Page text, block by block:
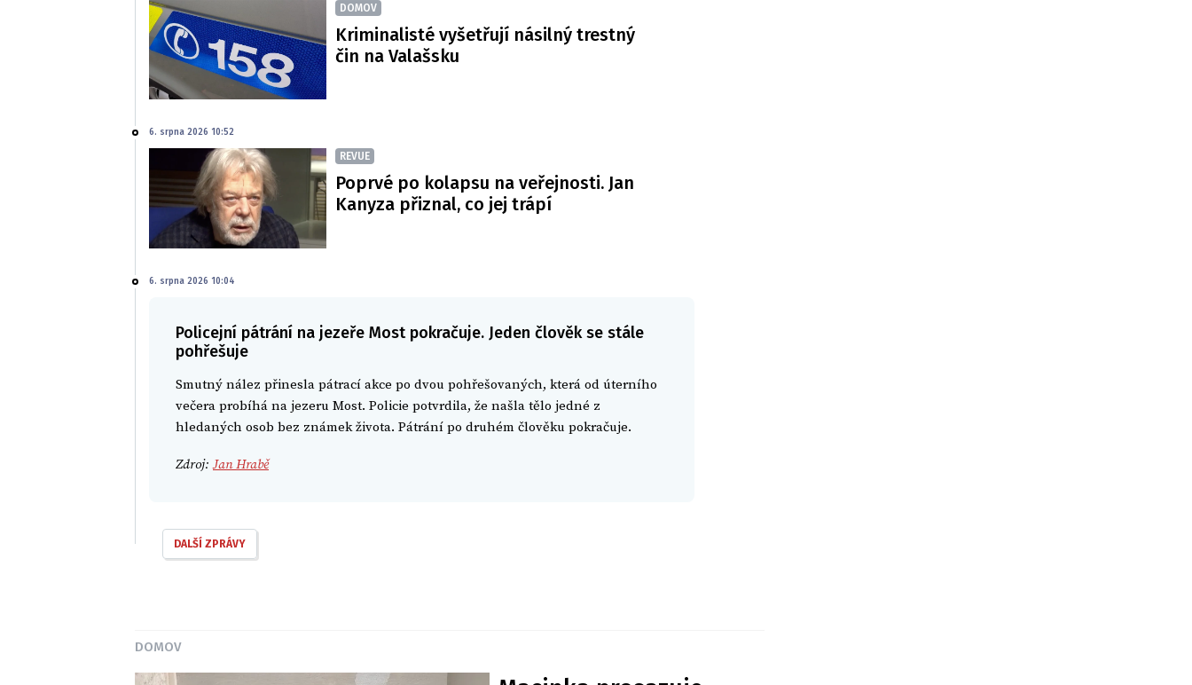
DOMOV
Kriminalisté vyšetřují násilný trestný
čin na Valašsku
6. srpna 2026 10:52
REVUE
Poprvé po kolapsu na veřejnosti. Jan
Kanyza přiznal, co jej trápí
6. srpna 2026 10:04
Policejní pátrání na jezeře Most pokračuje. Jeden člověk se stále
pohřešuje
Smutný nález přinesla pátrací akce po dvou pohřešovaných, která od úterního
večera probíhá na jezeru Most. Policie potvrdila, že našla tělo jedné z
hledaných osob bez známek života. Pátrání po druhém člověku pokračuje.
Zdroj:Jan Hrabě
DALŠÍ ZPRÁVY
DOMOV